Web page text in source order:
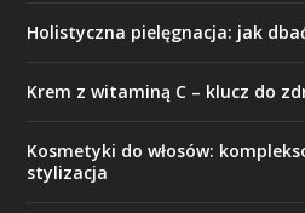
Holistyczna pielęgnacja: jak
Krem z witaminą C – klucz do
Kosmetyki do włosów:
stylizacja